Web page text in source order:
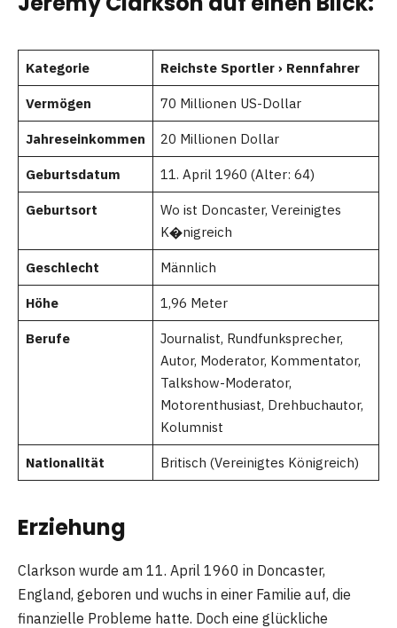
Kategorie Reichste Sportler › Rennfahrer
Vermögen 70 Millionen US-Dollar
Jahreseinkommen 20 Millionen Dollar
Geburtsdatum 11. April 1960 (Alter: 64)
Geburtsort
Wo ist Doncaster, Vereinigtes
K�nigreich
Geschlecht Männlich
Höhe 1,96 Meter
Berufe
Journalist, Rundfunksprecher,
Autor, Moderator, Kommentator,
Talkshow-Moderator,
Motorenthusiast, Drehbuchautor,
Kolumnist
Nationalität Britisch (Vereinigtes Königreich)
Erziehung
Clarkson wurde am 11. April 1960 in Doncaster,
England, geboren und wuchs in einer Familie auf, die
finanzielle Probleme hatte. Doch eine glückliche